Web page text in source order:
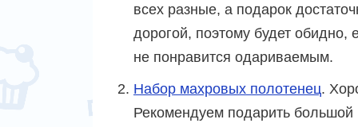
всех разные, а подарок
дорогой, поэтому будет обидно,
не понравится одариваемым.
Набор махровых полотенец.
Рекомендуем подарить большой